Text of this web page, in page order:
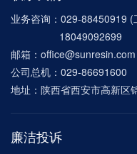
业务咨询：029-88450919
18049092699
邮箱：office@sunresin.com
公司总机：029-86691600
地址：陕西省西安市高新区
廉洁投诉